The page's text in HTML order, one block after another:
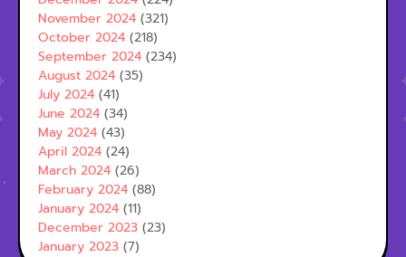
November 2024 (321)
October 2024 (218)
September 2024 (234)
August 2024 (35)
July 2024 (41)
June 2024 (34)
May 2024 (43)
April 2024 (24)
March 2024 (26)
February 2024 (88)
January 2024 (11)
December 2023 (23)
January 2023 (7)